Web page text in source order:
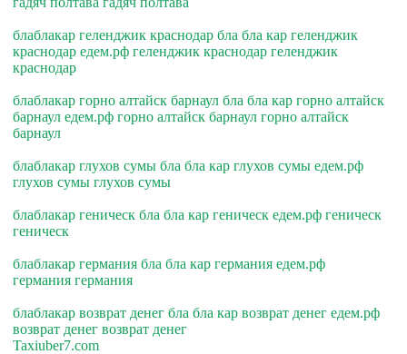
блаблакар геленджик краснодар бла бла кар геленджик
краснодар едем.рф геленджик краснодар геленджик
краснодар
блаблакар горно алтайск барнаул бла бла кар горно алтайск
барнаул едем.рф горно алтайск барнаул горно алтайск
барнаул
блаблакар глухов сумы бла бла кар глухов сумы едем.рф
глухов сумы глухов сумы
блаблакар геническ бла бла кар геническ едем.рф геническ
геническ
блаблакар германия бла бла кар германия едем.рф
германия германия
блаблакар возврат денег бла бла кар возврат денег едем.рф
возврат денег возврат денег
Taxiuber7.com